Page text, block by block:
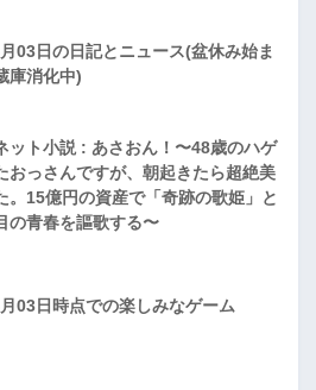
03日の日記とニュース(盆休み始ま
庫消化中)
ット小説 : あさおん！〜48歳のハゲ
おっさんですが、朝起きたら超絶美
。15億円の資産で「奇跡の歌姫」と
の青春を謳歌する〜
03日時点での楽しみなゲーム